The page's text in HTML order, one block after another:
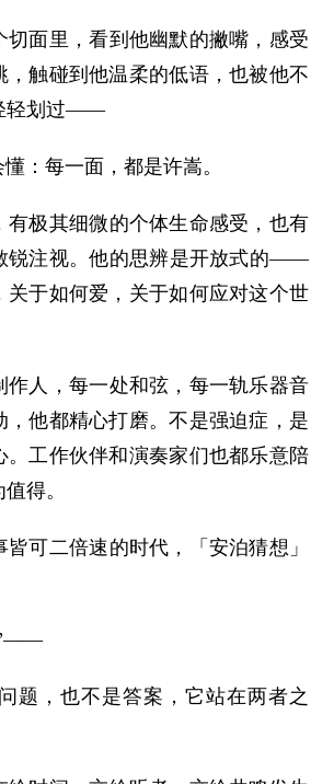
面里，看到他幽默的撇嘴，感受
，触碰到他温柔的低语，也被他不
轻划过——
每一面，都是许嵩。
极其细微的个体生命感受，也有
锐注视。他的思辨是开放式的——
关于如何爱，关于如何应对这个世
人，每一处和弦，每一轨乐器音
，他都精心打磨。不是强迫症，是
。工作伙伴和演奏家们也都乐意陪
得。
二倍速的时代，「安泊猜想」
，也不是答案，它站在两者之